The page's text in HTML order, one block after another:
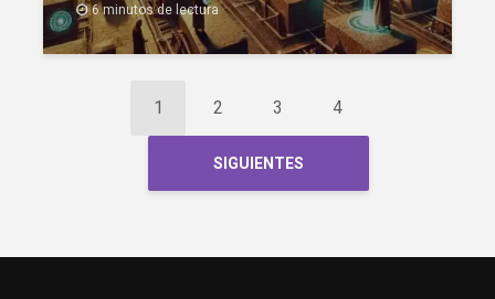
6 minutos de lectura
1 2 3 4
SIGUIENTES